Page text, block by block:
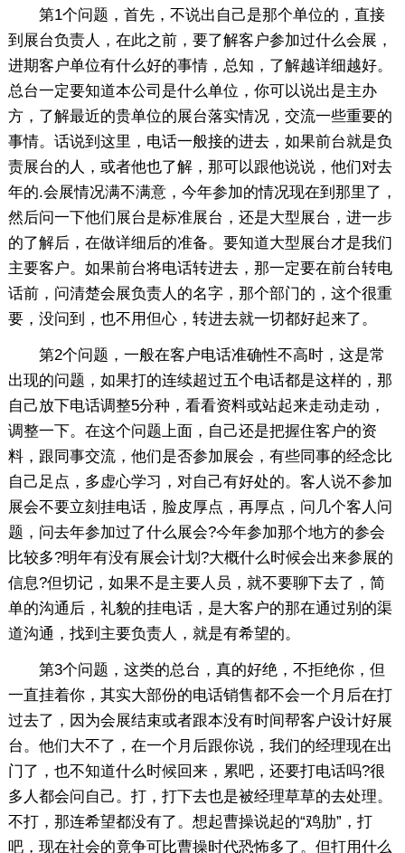
第1个问题，首先，不说出自己是那个单位的，直接
到展台负责人，在此之前，要了解客户参加过什么会展，
进期客户单位有什么好的事情，总知，了解越详细越好。
总台一定要知道本公司是什么单位，你可以说出是主办
方，了解最近的贵单位的展台落实情况，交流一些重要的
事情。话说到这里，电话一般接的进去，如果前台就是负
责展台的人，或者他也了解，那可以跟他说说，他们对去
年的.会展情况满不满意，今年参加的情况现在到那里了，
然后问一下他们展台是标准展台，还是大型展台，进一步
的了解后，在做详细后的准备。要知道大型展台才是我们
主要客户。如果前台将电话转进去，那一定要在前台转电
话前，问清楚会展负责人的名字，那个部门的，这个很重
要，没问到，也不用但心，转进去就一切都好起来了。
第2个问题，一般在客户电话准确性不高时，这是常
出现的问题，如果打的连续超过五个电话都是这样的，那
自己放下电话调整5分种，看看资料或站起来走动走动，
调整一下。在这个问题上面，自己还是把握住客户的资
料，跟同事交流，他们是否参加展会，有些同事的经念比
自己足点，多虚心学习，对自己有好处的。客人说不参加
展会不要立刻挂电话，脸皮厚点，再厚点，问几个客人问
题，问去年参加过了什么展会?今年参加那个地方的参会
比较多?明年有没有展会计划?大概什么时候会出来参展的
信息?但切记，如果不是主要人员，就不要聊下去了，简
单的沟通后，礼貌的挂电话，是大客户的那在通过别的渠
道沟通，找到主要负责人，就是有希望的。
第3个问题，这类的总台，真的好绝，不拒绝你，但
一直挂着你，其实大部份的电话销售都不会一个月后在打
过去了，因为会展结束或者跟本没有时间帮客户设计好展
台。他们大不了，在一个月后跟你说，我们的经理现在出
门了，也不知道什么时候回来，累吧，还要打电话吗?很
多人都会问自己。打，打下去也是被经理草草的去处理。
不打，那连希望都没有了。想起曹操说起的“鸡肋”，打
吧，现在社会的竟争可比曹操时代恐怖多了。但打用什么